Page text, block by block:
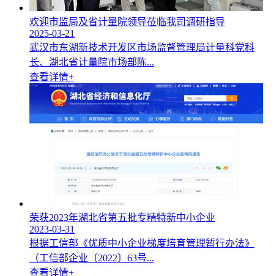
欢迎市监局及省计量院领导莅临我司调研指导
2025-03-21
武汉市东湖新技术开发区市场监督管理局计量科党科
长、湖北省计量院市场部陈...
查看详情+
荣获2023年湖北省第五批专精特新中小企业
2023-03-31
根据工信部《优质中小企业梯度培育管理暂行办法》
（工信部企业〔2022〕63号...
查看详情+